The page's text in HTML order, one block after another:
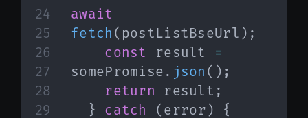
await
fetch ( postListBseUrl ) ;
const
result =
somePromise . json ( ) ;
return result ;
}
catch ( error )
{